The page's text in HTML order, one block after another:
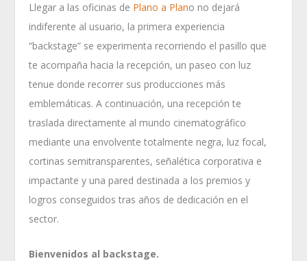
Llegar a las oficinas de Plano a Plano no dejará
indiferente al usuario, la primera experiencia
“backstage” se experimenta recorriendo el pasillo que
te acompaña hacia la recepción, un paseo con luz
tenue donde recorrer sus producciones más
emblemáticas. A continuación, una recepción te
traslada directamente al mundo cinematográfico
mediante una envolvente totalmente negra, luz focal,
cortinas semitransparentes, señalética corporativa e
impactante y una pared destinada a los premios y
logros conseguidos tras años de dedicación en el
sector.
Bienvenidos al backstage.